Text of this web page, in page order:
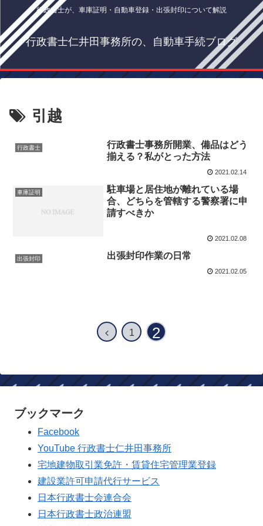
行政書士が、車庫証明・自動車登録・出張封印について解説
行政書士仁井田事務所の、自動車手続ブログ
引越
行政書士
行政書士事務所開業、備品はどう
揃える？私がとった方法
2021.02.14
車庫証明
駐車場と居住地が離れている場
合、どちらを管轄する警察署に申
請すべきか
2021.02.08
出張封印 出張封印作業の日常
2021.02.05
前
1 2
ブックマーク
Facebook
YouTube 行政書士仁井田事務所
宅地建物取引業免許・賃貸住宅管理業登録
建設業許可申請代行サービス
日本行政書士会連合会
日本行政書士政治連盟